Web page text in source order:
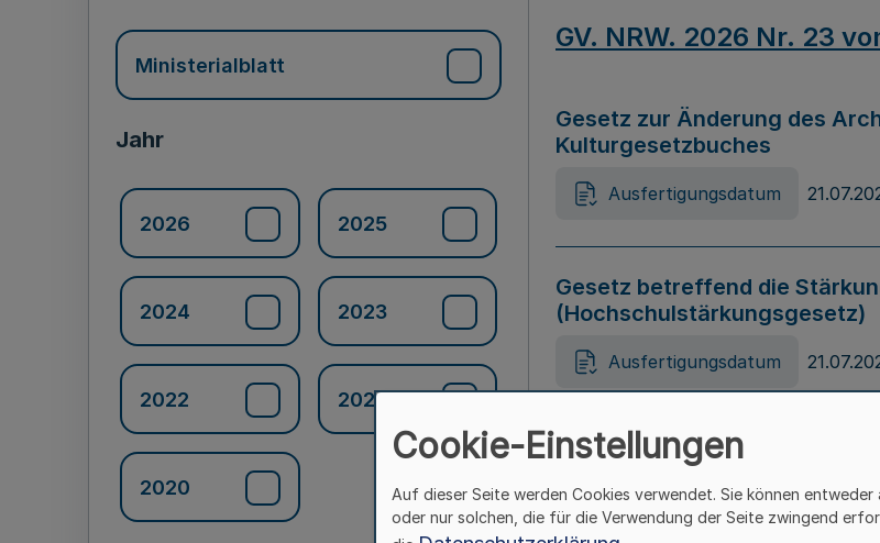
Ministerialblatt
Jahr
2026 2025
2024 2023
2022 2021
2020
GV. NRW. 2026 Nr. 23
Gesetz zur Änderung des
Kulturgesetzbuches
Ausfertigungsdatum
Gesetz betreffend die
(Hochschulstärkungsgesetz)
Ausfertigungsdatum
Gesetz zur Vermeidung von
Ausfertigungsdatum
Cookie-Einstellungen
Auf dieser Seite werden Cookies verwendet. Sie können entweder
oder nur solchen, die für die Verwendung der Seite zwingend